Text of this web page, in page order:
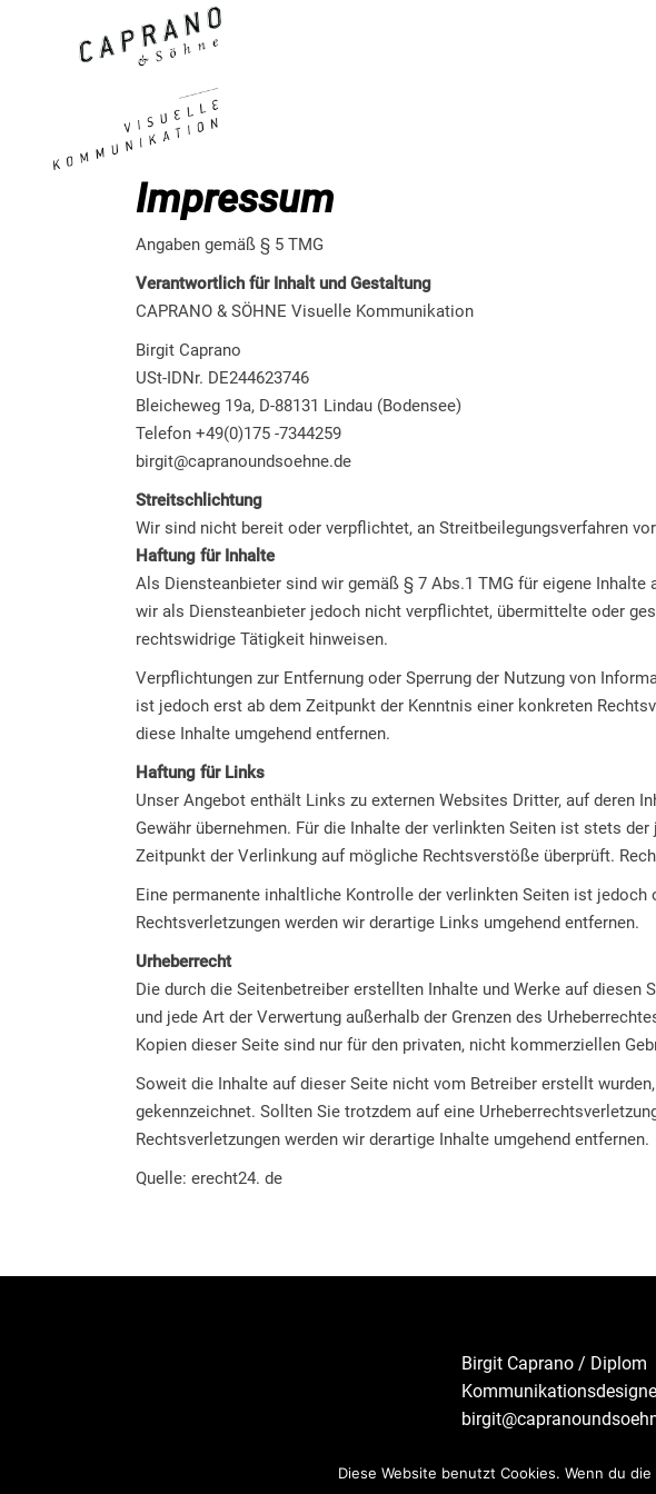
Impressum
Angaben gemäß § 5 TMG
Verantwortlich für Inhalt und Gestaltung
CAPRANO & SÖHNE Visuelle Kommunikation
Birgit Caprano
USt-IDNr. DE244623746
Bleicheweg 19a, D-88131 Lindau (Bodensee)
Telefon +49(0)175 -7344259
birgit@capranoundsoehne.de
Streitschlichtung
Wir sind nicht bereit oder verpflichtet, an Streitbeilegungsverfahren
Haftung für Inhalte
Als Diensteanbieter sind wir gemäß § 7 Abs.1 TMG für eigene
wir als Diensteanbieter jedoch nicht verpflichtet, übermittelte oder
rechtswidrige Tätigkeit hinweisen.
Verpflichtungen zur Entfernung oder Sperrung der Nutzung von
ist jedoch erst ab dem Zeitpunkt der Kenntnis einer konkreten
diese Inhalte umgehend entfernen.
Haftung für Links
Unser Angebot enthält Links zu externen Websites Dritter, auf deren
Gewähr übernehmen. Für die Inhalte der verlinkten Seiten ist stets
Zeitpunkt der Verlinkung auf mögliche Rechtsverstöße überprüft.
Eine permanente inhaltliche Kontrolle der verlinkten Seiten ist
Rechtsverletzungen werden wir derartige Links umgehend entfernen.
Urheberrecht
Die durch die Seitenbetreiber erstellten Inhalte und Werke auf
und jede Art der Verwertung außerhalb der Grenzen des
Kopien dieser Seite sind nur für den privaten, nicht kommerziellen
Soweit die Inhalte auf dieser Seite nicht vom Betreiber erstellt
gekennzeichnet. Sollten Sie trotzdem auf eine
Rechtsverletzungen werden wir derartige Inhalte umgehend entfernen.
Quelle: erecht24. de
Birgit Caprano / Diplom
Diese Website benutzt Cookies. Wenn du